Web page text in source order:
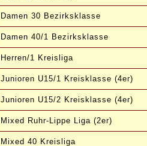
Damen 30 Bezirksklasse
Damen 40/1 Bezirksklasse
Herren/1 Kreisliga
Junioren U15/1 Kreisklasse (4er)
Junioren U15/2 Kreisklasse (4er)
Mixed Ruhr-Lippe Liga (2er)
Mixed 40 Kreisliga